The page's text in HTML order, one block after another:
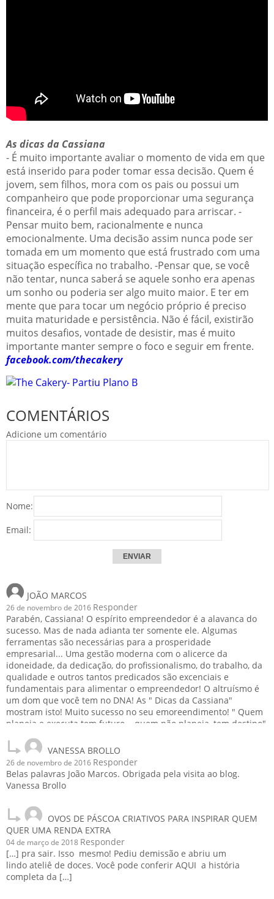
As dicas da Cassiana
- É muito importante avaliar o momento de vida em que
está inserido para poder tomar essa decisão. Quem é
jovem, sem filhos, mora com os pais ou possui um
companheiro que pode proporcionar uma segurança
financeira, é o perfil mais adequado para arriscar. -
Pensar muito bem, racionalmente e nunca
emocionalmente. Uma decisão assim nunca pode ser
tomada em um momento que está frustrado com uma
situação específica no trabalho. -Pensar que, se você
não tentar, nunca saberá se aquele sonho era apenas
um sonho ou poderia ser algo muito maior. E ter em
mente que para tocar um negócio próprio é preciso
muita maturidade e persistência. Não é fácil, existirão
muitos desafios, vontade de desistir, mas é muito
importante manter sempre o foco e seguir em frente.
facebook.com/thecakery
COMENTÁRIOS
Adicione um comentário
Nome:
Email:
JOÃO MARCOS
26 de novembro de 2016 Responder
Parabén, Cassiana! O espírito empreendedor é a alavanca do
sucesso. Mas de nada adianta ter somente ele. Algumas
ferramentas são necessárias para a prosperidade
empresarial... Uma gestão moderna com o alicerce da
idoneidade, da dedicação, do profissionalismo, do trabalho, da
qualidade e outros tantos predicados são excenciais e
fundamentais para alimentar o empreendedor! O altruísmo é
um dom que você tem no DNA! As " Dicas da Cassiana"
mostram isto! Muito sucesso no seu emoreendimento! " Quem
planeja e executa tem futuro... quem não planeja, tem destino"
VANESSA BROLLO
26 de novembro de 2016 Responder
Belas palavras João Marcos. Obrigada pela visita ao blog.
Vanessa Brollo
OVOS DE PÁSCOA CRIATIVOS PARA INSPIRAR QUEM
QUER UMA RENDA EXTRA
04 de março de 2018 Responder
[…] pra sair. Isso mesmo! Pediu demissão e abriu um
lindo ateliê de doces. Você pode conferir AQUI a história
completa da […]